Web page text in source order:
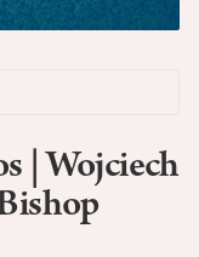
| Wojciech